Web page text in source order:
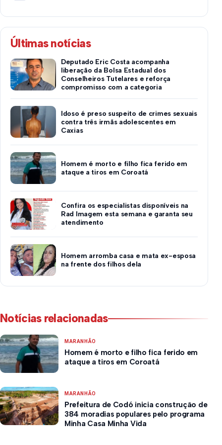
Últimas notícias
Deputado Eric Costa acompanha
liberação da Bolsa Estadual dos
Conselheiros Tutelares e reforça
compromisso com a categoria
Idoso é preso suspeito de crimes sexuais
contra três irmãs adolescentes em
Caxias
Homem é morto e filho fica ferido em
ataque a tiros em Coroatá
Confira os especialistas disponíveis na
Rad Imagem esta semana e garanta seu
atendimento
Homem arromba casa e mata ex-esposa
na frente dos filhos dela
Notícias relacionadas
MARANHÃO
Homem é morto e filho fica ferido em
ataque a tiros em Coroatá
MARANHÃO
Prefeitura de Codó inicia construção de
384 moradias populares pelo programa
Minha Casa Minha Vida